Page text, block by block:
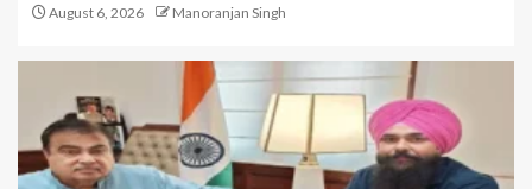
August 6, 2026 Manoranjan Singh